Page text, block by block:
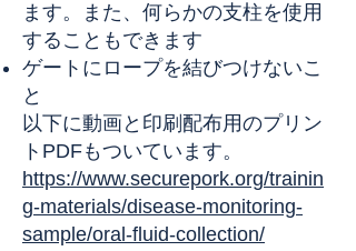
ます。また、何らかの支柱を使用
することもできます
ゲートにロープを結びつけないこ
と
以下に動画と印刷配布用のプリン
トPDFもついています。
https://www.securepork.org/trainin
g-materials/disease-monitoring-
sample/oral-fluid-collection/